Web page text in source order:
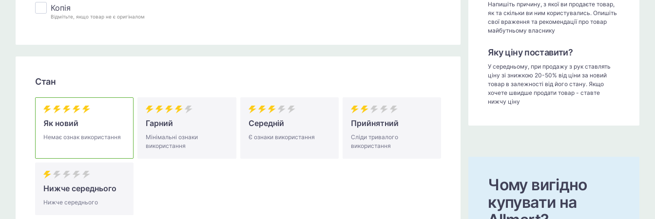
Копія
Відмітьте, якщо товар не є оригіналом
Стан
Як новий
Немає ознак використання
Гарний
Мінімальні ознаки
використання
Середній
Є ознаки використання
Прийнятний
Сліди тривалого
використання
Нижче середнього
Нижче середнього
Напишіть причину, з якої ви продаєте товар,
як та скільки ви ним користувались. Опишіть
свої враження та рекомендації про товар
майбутньому власнику
Яку ціну поставити?
У середньому, при продажу з рук ставлять
ціну зі знижкою 20-50% від ціни за новий
товар в залежності від його стану. Якщо
хочете швидше продати товар - ставте
нижчу ціну
Чому вигідно
купувати на